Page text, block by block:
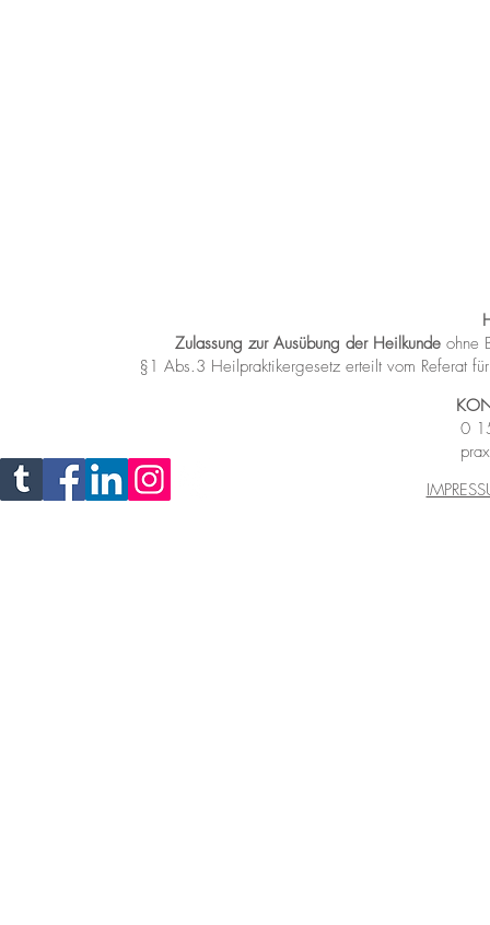
Zulassung zur Ausübung der Heilkunde ohne
§1 Abs.3 Heilpraktikergesetz erteilt vom Referat
0